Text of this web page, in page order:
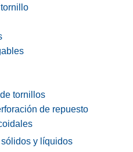
tornillos
de repuesto
y líquidos